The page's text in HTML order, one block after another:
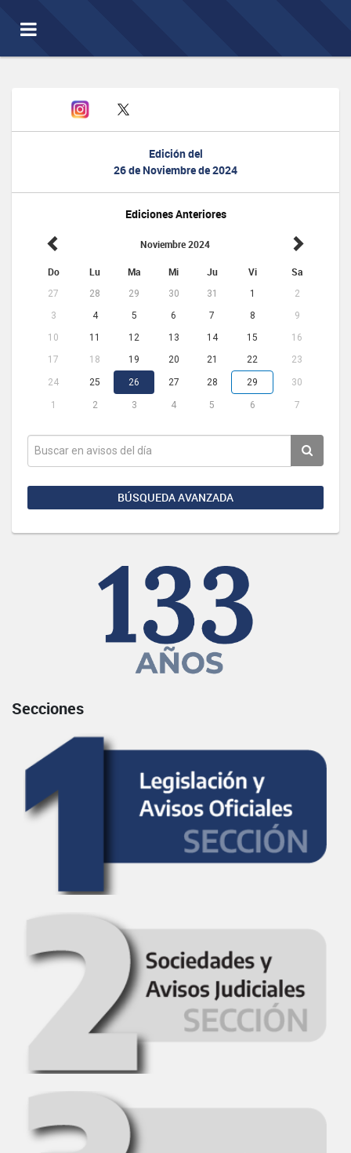
Toggle
navigation
Edición del
26 de Noviembre de 2024
Ediciones Anteriores
Noviembre 2024
Do Lu Ma Mi Ju Vi Sa
27 28 29 30 31 1
2
3
4 5 6 7 8
9
10
11 12 13 14 15
16
17
18 19 20 21 22 23
24 25 26 27 28 29 30
1 2 3 4 5 6 7
BÚSQUEDA AVANZADA
Secciones